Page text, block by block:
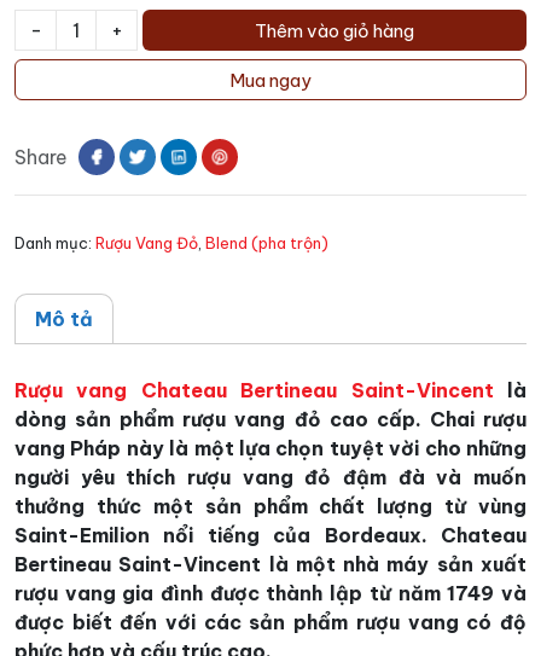
-
Rượu
Chateau
Saint-
lượng
+ Thêm vào giỏ hàng
Mua ngay
Share
Danh mục: Rượu Vang Đỏ, Blend (pha trộn)
Mô tả
Rượu vang Chateau Bertineau Saint-Vincent là
dòng sản phẩm rượu vang đỏ cao cấp. Chai rượu
vang Pháp này là một lựa chọn tuyệt vời cho những
người yêu thích rượu vang đỏ đậm đà và muốn
thưởng thức một sản phẩm chất lượng từ vùng
Saint-Emilion nổi tiếng của Bordeaux. Chateau
Bertineau Saint-Vincent là một nhà máy sản xuất
rượu vang gia đình được thành lập từ năm 1749 và
được biết đến với các sản phẩm rượu vang có độ